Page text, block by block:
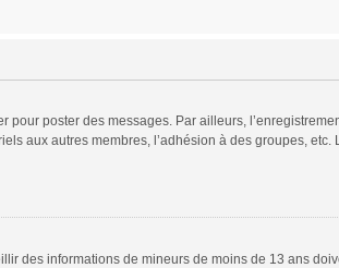
poster des messages. Par ailleurs,
aux autres membres, l’adhésion à des groupes, etc.
des informations de mineurs de moins de 13 ans